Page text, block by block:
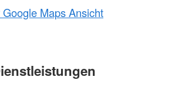
Maps Ansicht